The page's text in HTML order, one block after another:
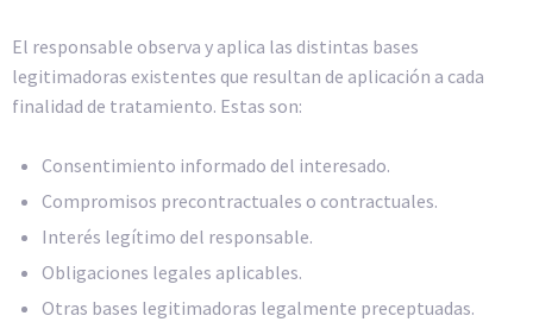
El responsable observa y aplica las distintas bases
legitimadoras existentes que resultan de aplicación a cada
finalidad de tratamiento. Estas son:
Consentimiento informado del interesado.
Compromisos precontractuales o contractuales.
Interés legítimo del responsable.
Obligaciones legales aplicables.
Otras bases legitimadoras legalmente preceptuadas.